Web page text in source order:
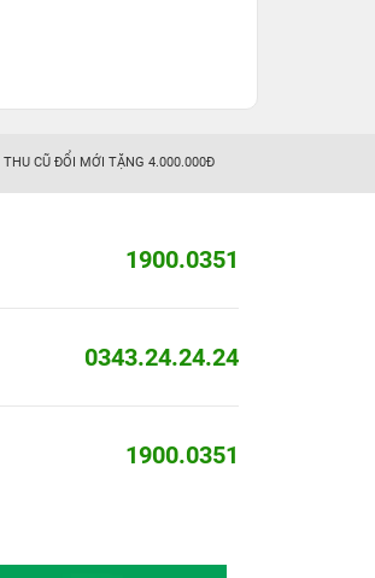
THU CŨ ĐỔI MỚI TẶNG 4.000.000Đ
1900.0351
0343.24.24.24
1900.0351